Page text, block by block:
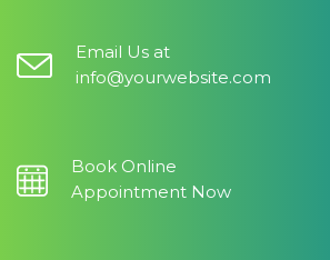
Email Us at
info@yourwebsite.com
Book Online
Appointment Now